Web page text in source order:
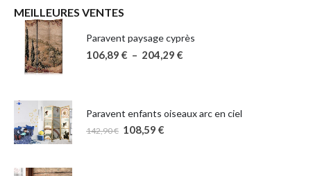
MEILLEURES VENTES
Paravent paysage cyprès
106,89 € – 204,29 €
Paravent enfants oiseaux arc en ciel
142,90€ 108,59 €